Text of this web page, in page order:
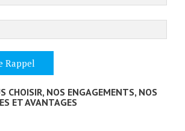
CHOISIR, NOS ENGAGEMENTS, NOS
ET AVANTAGES